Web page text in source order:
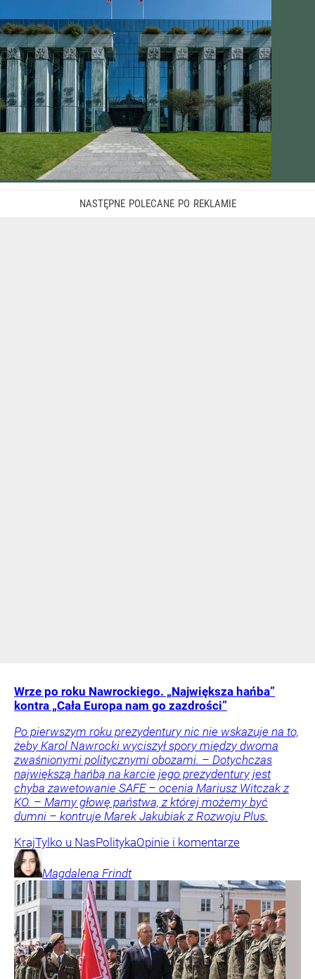
Wrze po roku Nawrockiego. „Największa hańba”
kontra „Cała Europa nam go zazdrości”
Po pierwszym roku prezydentury nic nie wskazuje na to,
żeby Karol Nawrocki wyciszył spory między dwoma
zwaśnionymi politycznymi obozami. – Dotychczas
największą hańbą na karcie jego prezydentury jest
chyba zawetowanie SAFE – ocenia Mariusz Witczak z
KO. – Mamy głowę państwa, z której możemy być
dumni – kontruje Marek Jakubiak z Rozwoju Plus.
KrajTylko u NasPolitykaOpinie i komentarze
Magdalena Frindt